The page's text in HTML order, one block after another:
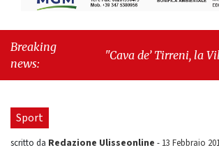
Breaking
news:
"Cava de’ Tirreni, la Villa
Sport
scritto da Redazione Ulisseonline - 13 Febbraio